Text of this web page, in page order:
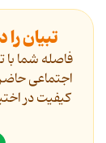
تبیان
فاصله شما
اجتماعی
کیفیت در